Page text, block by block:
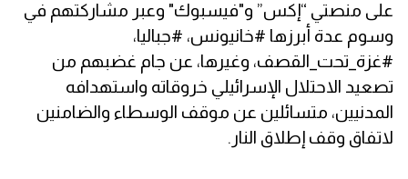
على منصتي “إكس” و"فيسبوك" وعبر مشاركتهم في
وسوم عدة أبرزها #خانيونس، #جباليا،
#غزة_تحت_القصف، وغيرها، عن جام غضبهم من
تصعيد الاحتلال الإسرائيلي خروقاته واستهدافه
المدنيين، متسائلين عن موقف الوسطاء والضامنين
لاتفاق وقف إطلاق النار.